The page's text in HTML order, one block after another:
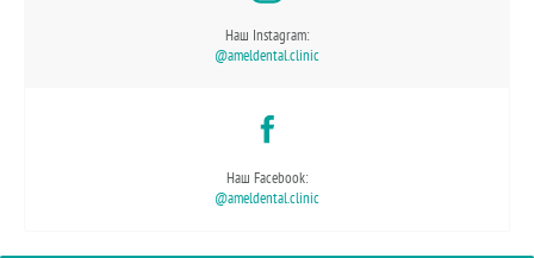
Наш Instagram:
@ameldental.clinic
Наш Facebook:
@ameldental.clinic